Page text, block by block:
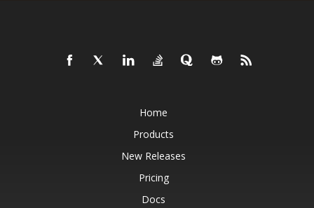
Home
Products
New Releases
Pricing
Docs